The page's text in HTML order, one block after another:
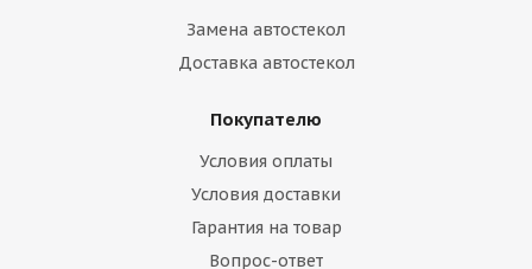
Замена автостекол
Доставка автостекол
Покупателю
Условия оплаты
Условия доставки
Гарантия на товар
Вопрос-ответ